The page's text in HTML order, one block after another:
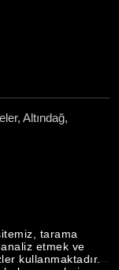
Altındağ,
tarama
etmek ve
kullanmaktadır.